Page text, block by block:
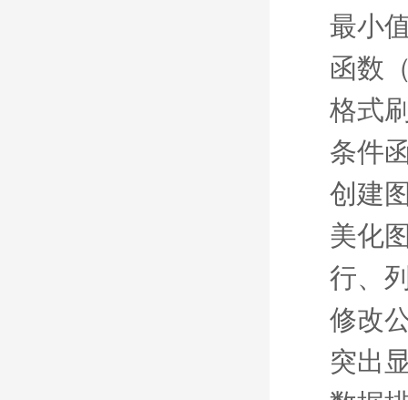
最小
函数
格式
条件
创建
美化
行、
修改
突出